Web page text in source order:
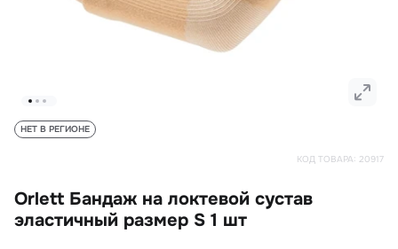
КОД ТОВАРА: 20917
Orlett Бандаж на локтевой сустав
эластичный размер S 1 шт
НЕТ В РЕГИОНЕ